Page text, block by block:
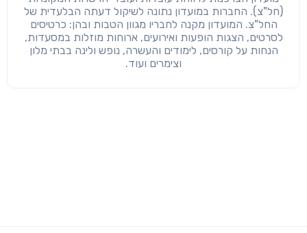
(חל"צ). החברות במועדון נתונה לשיקול דעתה הבלעדית של
החל"צ. המועדון מקנה לחבריו מגוון הטבות ובהן: כרטיסים
לסרטים, הצגות הופעות ואירועים, ארוחות מוזלות במסעדות,
הנחות על קורסים, לימודים והעשרה, נופש ולינה בבתי מלון
וצימרים ועוד.